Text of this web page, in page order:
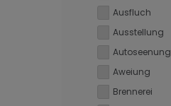
Ausfluch
Ausstellung
Autoseenung
Aweiung
Brennerei